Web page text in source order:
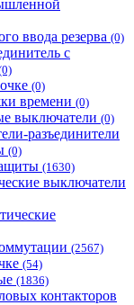
ввода резерва (0)
с
(0)
времени (0)
выключатели (0)
разъединители
(0)
(1630)
выключатели
(2567)
(54)
(1836)
контакторов